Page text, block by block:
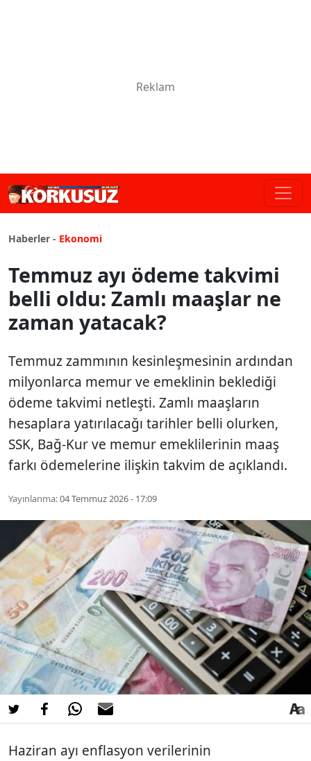
Haberler - Ekonomi
Temmuz ayı ödeme takvimi
belli oldu: Zamlı maaşlar ne
zaman yatacak?
Temmuz zammının kesinleşmesinin ardından
milyonlarca memur ve emeklinin beklediği
ödeme takvimi netleşti. Zamlı maaşların
hesaplara yatırılacağı tarihler belli olurken,
SSK, Bağ-Kur ve memur emeklilerinin maaş
farkı ödemelerine ilişkin takvim de açıklandı.
Yayınlanma:04 Temmuz 2026 - 17:09
Haziran ayı enflasyon verilerinin